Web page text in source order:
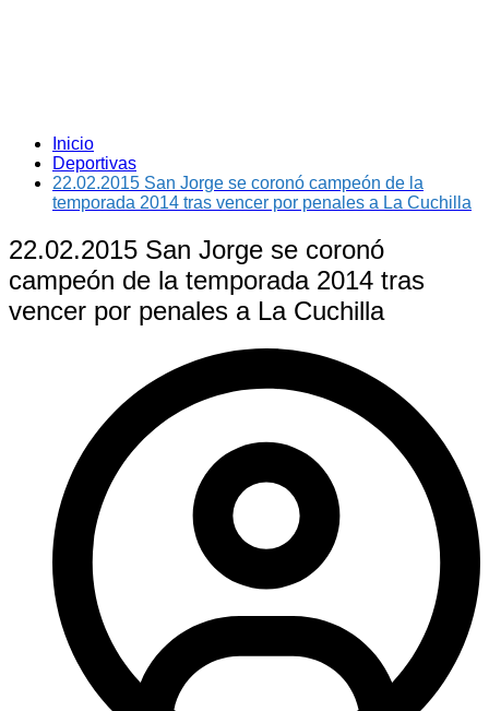
Inicio
Deportivas
22.02.2015 San Jorge se coronó campeón de la
temporada 2014 tras vencer por penales a La Cuchilla
22.02.2015 San Jorge se coronó
campeón de la temporada 2014 tras
vencer por penales a La Cuchilla